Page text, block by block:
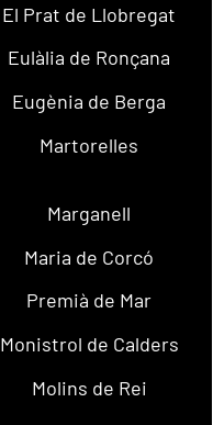
El Prat de Llobregat
Eulàlia de Ronçana
Eugènia de Berga
Martorelles
Marganell
Maria de Corcó
Premià de Mar
Monistrol de Calders
Molins de Rei